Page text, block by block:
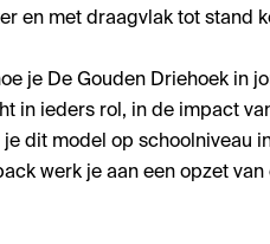
en met draagvlak tot stand
je De Gouden Driehoek in
in ieders rol, in de impact
dit model op schoolniveau
werk je aan een opzet van